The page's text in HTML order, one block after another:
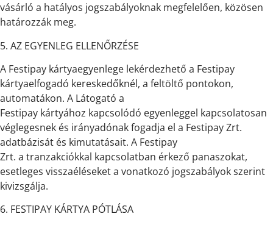
vásárló a hatályos jogszabályoknak megfelelően, közösen
határozzák meg.
5. AZ EGYENLEG ELLENŐRZÉSE
A Festipay kártyaegyenlege lekérdezhető a Festipay
kártyaelfogadó kereskedőknél, a feltöltő pontokon,
automatákon. A Látogató a
Festipay kártyához kapcsolódó egyenleggel kapcsolatosan
véglegesnek és irányadónak fogadja el a Festipay Zrt.
adatbázisát és kimutatásait. A Festipay
Zrt. a tranzakciókkal kapcsolatban érkező panaszokat,
esetleges visszaéléseket a vonatkozó jogszabályok szerint
kivizsgálja.
6. FESTIPAY KÁRTYA PÓTLÁSA